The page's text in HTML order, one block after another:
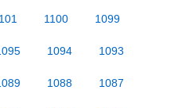
1100 1099
1094 1093
1088 1087